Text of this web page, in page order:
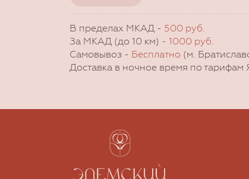
В пределах МКАД - 500 руб.
За МКАД (до 10 км) - 1000 руб.
Самовывоз - Бесплатно (м.
Доставка в ночное время по тарифам